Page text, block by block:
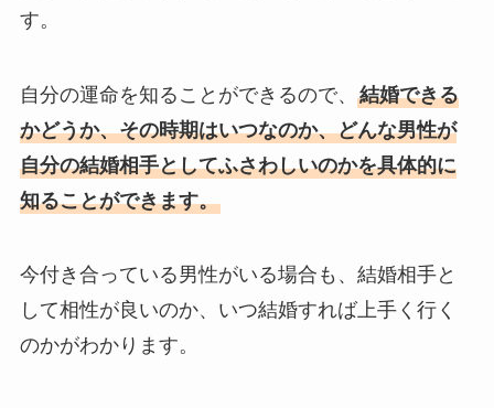
す。
自分の運命を知ることができるので、 結婚できる
かどうか、その時期はいつなのか、どんな男性が
自分の結婚相手としてふさわしいのかを具体的に
知ることができます。
今付き合っている男性がいる場合も、結婚相手と
して相性が良いのか、いつ結婚すれば上手く行く
のかがわかります。